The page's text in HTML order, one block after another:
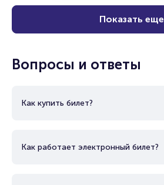
Показать еще
Вопросы и ответы
Как купить билет?
Как работает электронный билет?